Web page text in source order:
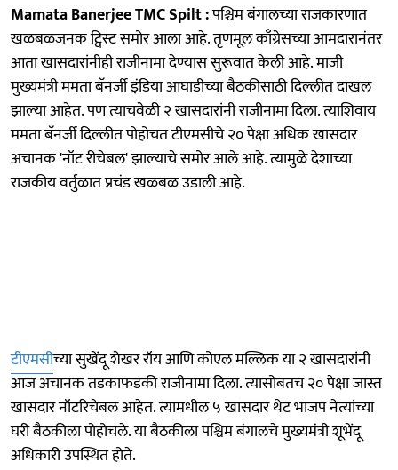
Mamata Banerjee TMC Spilt :पश्चिम बंगालच्या राजकारणात
खळबळजनक ट्विस्ट समोर आला आहे. तृणमूल काँग्रेसच्या आमदारानंतर
आता खासदारांनीही राजीनामा देण्यास सुरूवात केली आहे. माजी
मुख्यमंत्री ममता बॅनर्जी इंडिया आघाडीच्या बैठकीसाठी दिल्लीत दाखल
झाल्या आहेत. पण त्याचवेळी २ खासदारांनी राजीनामा दिला. त्याशिवाय
ममता बॅनर्जी दिल्लीत पोहोचत टीएमसीचे २० पेक्षा अधिक खासदार
अचानक 'नॉट रीचेबल' झाल्याचे समोर आले आहे. त्यामुळे देशाच्या
राजकीय वर्तुळात प्रचंड खळबळ उडाली आहे.
टीएमसीच्या सुखेंदू शेखर रॉय आणि कोएल मल्लिक या २ खासदारांनी
आज अचानक तडकाफडकी राजीनामा दिला. त्यासोबतच २० पेक्षा जास्त
खासदार नॉटरिचेबल आहेत. त्यामधील ५ खासदार थेट भाजप नेत्यांच्या
घरी बैठकीला पोहोचले. या बैठकीला पश्चिम बंगालचे मुख्यमंत्री शूभेंदू
अधिकारी उपस्थित होते.